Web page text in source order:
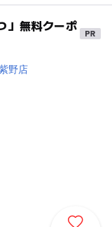
」無料クーポ